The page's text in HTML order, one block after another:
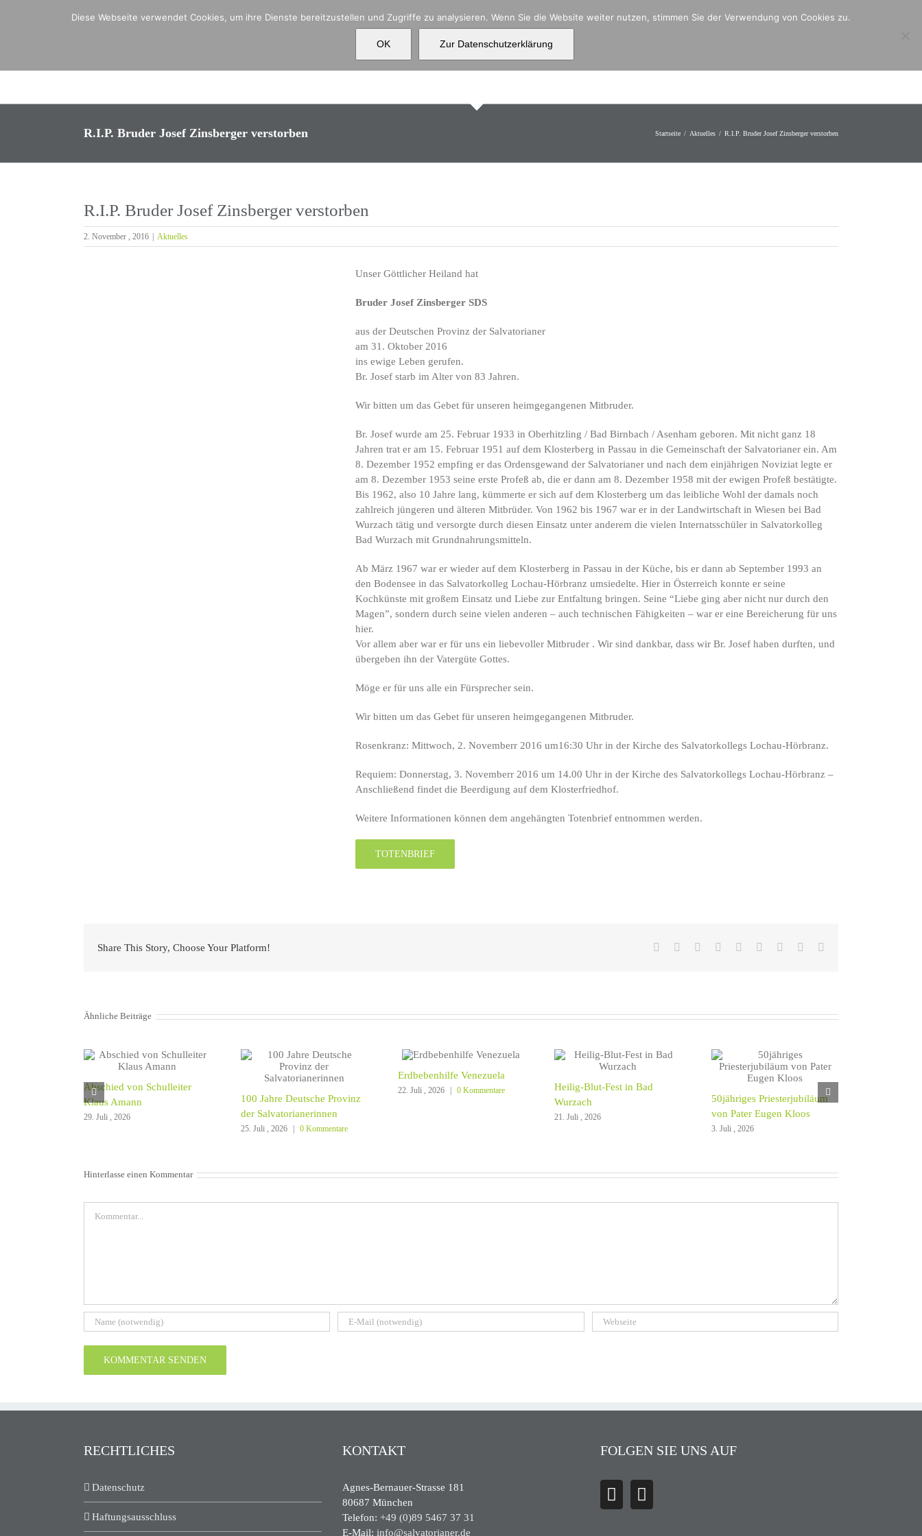
Aktuelles Über uns
R.I.P. Bruder Josef Zinsberger verstorben Startseite Aktuelles R.I.P. Bruder Josef Zinsberger verstorben
R.I.P. Bruder Josef Zinsberger verstorben
2. November , 2016 Aktuelles
Unser Göttlicher Heiland hat
Bruder Josef Zinsberger SDS
aus der Deutschen Provinz der Salvatorianer
am 31. Oktober 2016
ins ewige Leben gerufen.
Br. Josef starb im Alter von 83 Jahren.
Wir bitten um das Gebet für unseren heimgegangenen Mitbruder.
Br. Josef wurde am 25. Februar 1933 in Oberhitzling / Bad Birnbach / Asenham geboren. Mit nicht ganz 18
Jahren trat er am 15. Februar 1951 auf dem Klosterberg in Passau in die Gemeinschaft der Salvatorianer ein. Am
8. Dezember 1952 empfing er das Ordensgewand der Salvatorianer und nach dem einjährigen Noviziat legte er
am 8. Dezember 1953 seine erste Profeß ab, die er dann am 8. Dezember 1958 mit der ewigen Profeß bestätigte.
Bis 1962, also 10 Jahre lang, kümmerte er sich auf dem Klosterberg um das leibliche Wohl der damals noch
zahlreich jüngeren und älteren Mitbrüder. Von 1962 bis 1967 war er in der Landwirtschaft in Wiesen bei Bad
Wurzach tätig und versorgte durch diesen Einsatz unter anderem die vielen Internatsschüler in Salvatorkolleg
Bad Wurzach mit Grundnahrungsmitteln.
Ab März 1967 war er wieder auf dem Klosterberg in Passau in der Küche, bis er dann ab September 1993 an
den Bodensee in das Salvatorkolleg Lochau-Hörbranz umsiedelte. Hier in Österreich konnte er seine
Kochkünste mit großem Einsatz und Liebe zur Entfaltung bringen. Seine “Liebe ging aber nicht nur durch den
Magen”, sondern durch seine vielen anderen – auch technischen Fähigkeiten – war er eine Bereicherung für uns
hier.
Vor allem aber war er für uns ein liebevoller Mitbruder . Wir sind dankbar, dass wir Br. Josef haben durften, und
übergeben ihn der Vatergüte Gottes.
Möge er für uns alle ein Fürsprecher sein.
Wir bitten um das Gebet für unseren heimgegangenen Mitbruder.
Rosenkranz: Mittwoch, 2. Novemberr 2016 um16:30 Uhr in der Kirche des Salvatorkollegs Lochau-Hörbranz.
Requiem: Donnerstag, 3. Novemberr 2016 um 14.00 Uhr in der Kirche des Salvatorkollegs Lochau-Hörbranz –
Anschließend findet die Beerdigung auf dem Klosterfriedhof.
Weitere Informationen können dem angehängten Totenbrief entnommen werden.
TOTENBRIEF
Share This Story, Choose Your Platform! Facebook Reddit LinkedInWhatsApp
TumblrPinterest
Ähnliche Beiträge
Abschied von Schulleiter
Klaus Amann
29. Juli , 2026
100 Jahre Deutsche Provinz
der Salvatorianerinnen
25. Juli , 2026 0 Kommentare
Erdbebenhilfe Venezuela
22. Juli , 2026 0 Kommentare
Heilig-Blut-Fest in Bad
Wurzach
21. Juli , 2026
50jähriges Priesterjubiläum
von Pater Eugen Kloos
3. Juli , 2026
Hinterlasse einen Kommentar
RECHTLICHES
Datenschutz
Haftungsausschluss
KONTAKT
Agnes-Bernauer-Strasse 181
80687 München
Telefon: +49 (0)89 5467 37 31
E-Mail: info@salvatorianer.de
FOLGEN SIE UNS AUF
Diese Webseite verwendet Cookies, um ihre Dienste bereitzustellen und Zugriffe zu analysieren. Wenn Sie die Website weiter nutzen, stimmen Sie der Verwendung von Cookies zu.
OK Zur Datenschutzerklärung